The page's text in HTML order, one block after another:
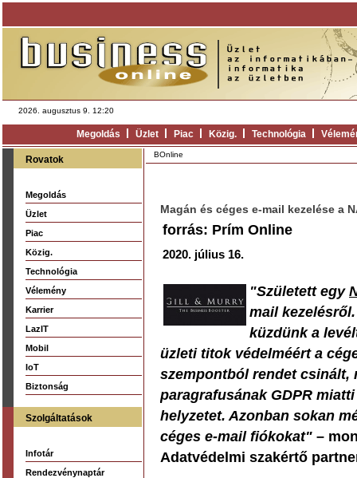
2026. augusztus 9. 12:20
Megoldás Üzlet Piac Közig. Technológia
Rovatok
Megoldás
Üzlet
Piac
Közig.
Technológia
Vélemény
Karrier
LazIT
Mobil
IoT
Biztonság
Szolgáltatások
Infotár
Rendezvénynaptár
BOnline
Magán és céges e-mail kezelése a
forrás: Prím Online
2020. július 16.
"Született egy
mail
küzdünk a
üzleti titok védelméért a
szempontból rendet csinált,
paragrafusának GDPR
helyzetet. Azonban sokan
céges e-mail fiókokat" –
Adatvédelmi szakértő